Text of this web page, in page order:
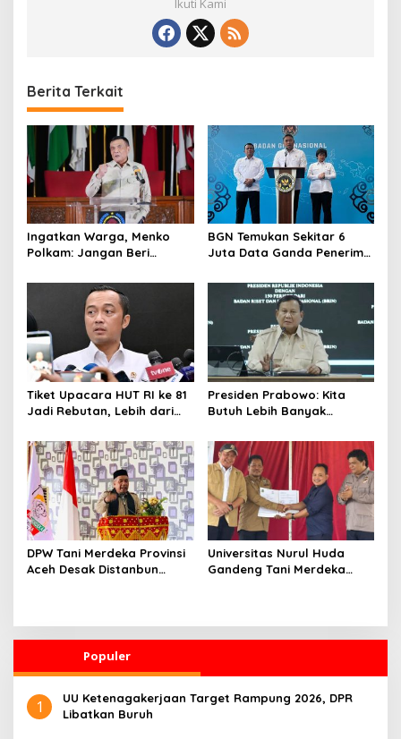
Ikuti Kami
Berita Terkait
Ingatkan Warga, Menko
Polkam: Jangan Beri
Lebih Dulu
BGN Temukan Sekitar 6
Juta Data Ganda Penerima
Sudaryono
Tiket Upacara HUT RI ke 81
Jadi Rebutan, Lebih dari
dalam Sehari
Presiden Prabowo: Kita
Butuh Lebih Banyak
Sains dan Teknologi
DPW Tani Merdeka Provinsi
Aceh Desak Distanbun
Universitas Nurul Huda
Gandeng Tani Merdeka
Populer
1
UU Ketenagakerjaan Target Rampung 2026, DPR
Libatkan Buruh